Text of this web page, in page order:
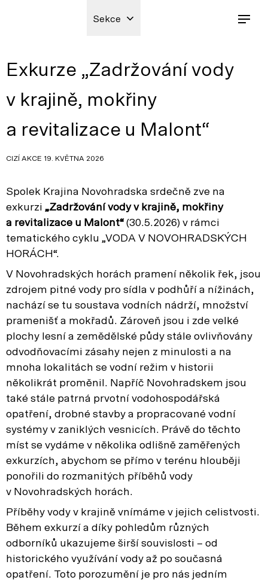
Sekce
Exkurze „Zadržování vody
v krajině, mokřiny
a revitalizace u Malont“
CIZÍ AKCE 19. KVĚTNA 2026
Spolek Krajina Novohradska srdečně zve na
exkurzi „Zadržování vody v krajině, mokřiny
a revitalizace u Malont“(30.5.2026) v rámci
tematického cyklu „VODA V NOVOHRADSKÝCH
HORÁCH“.
V Novohradských horách pramení několik řek, jsou
zdrojem pitné vody pro sídla v podhůří a nížinách,
nachází se tu soustava vodních nádrží, množství
pramenišť a mokřadů. Zároveň jsou i zde velké
plochy lesní a zemědělské půdy stále ovlivňovány
odvodňovacími zásahy nejen z minulosti a na
mnoha lokalitách se vodní režim v historii
několikrát proměnil. Napříč Novohradskem jsou
také stále patrná prvotní vodohospodářská
opatření, drobné stavby a propracované vodní
systémy v zaniklých vesnicích. Právě do těchto
míst se vydáme v několika odlišně zaměřených
exkurzích, abychom se přímo v terénu hlouběji
ponořili do rozmanitých příběhů vody
v Novohradských horách.
Příběhy vody v krajině vnímáme v jejich celistvosti.
Během exkurzí a díky pohledům různých
odborníků ukazujeme širší souvislosti – od
historického využívání vody až po současná
opatření. Toto porozumění je pro nás jedním